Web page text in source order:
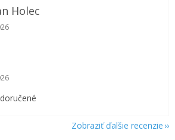
Holec
obchodu je 5 z 5 hviezdičiek.
obchodu je 5 z 5 hviezdičiek.
Zobraziť ďalšie recenzie